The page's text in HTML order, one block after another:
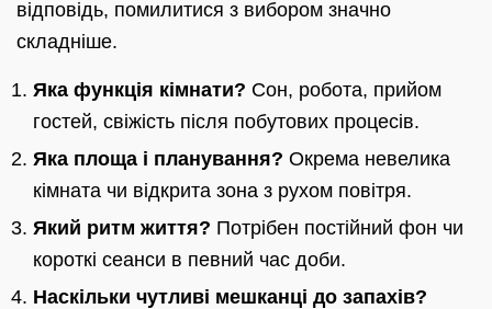
відповідь, помилитися з вибором значно
складніше.
Яка функція кімнати? Сон, робота, прийом
гостей, свіжість після побутових процесів.
Яка площа і планування? Окрема невелика
кімната чи відкрита зона з рухом повітря.
Який ритм життя? Потрібен постійний фон чи
короткі сеанси в певний час доби.
Наскільки чутливі мешканці до запахів?